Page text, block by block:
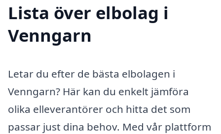
Lista över elbolag i
Venngarn
Letar du efter de bästa elbolagen i
Venngarn? Här kan du enkelt jämföra
olika elleverantörer och hitta det som
passar just dina behov. Med vår plattform